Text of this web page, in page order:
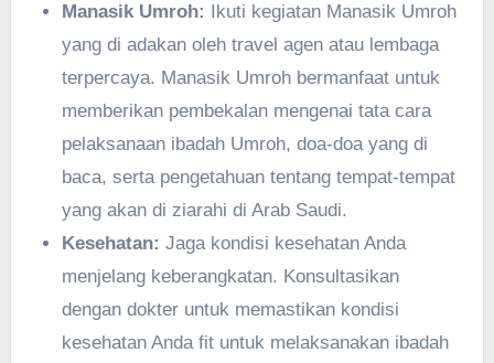
Manasik Umroh: Ikuti kegiatan Manasik Umroh
yang di adakan oleh travel agen atau lembaga
terpercaya. Manasik Umroh bermanfaat untuk
memberikan pembekalan mengenai tata cara
pelaksanaan ibadah Umroh, doa-doa yang di
baca, serta pengetahuan tentang tempat-tempat
yang akan di ziarahi di Arab Saudi.
Kesehatan: Jaga kondisi kesehatan Anda
menjelang keberangkatan. Konsultasikan
dengan dokter untuk memastikan kondisi
kesehatan Anda fit untuk melaksanakan ibadah